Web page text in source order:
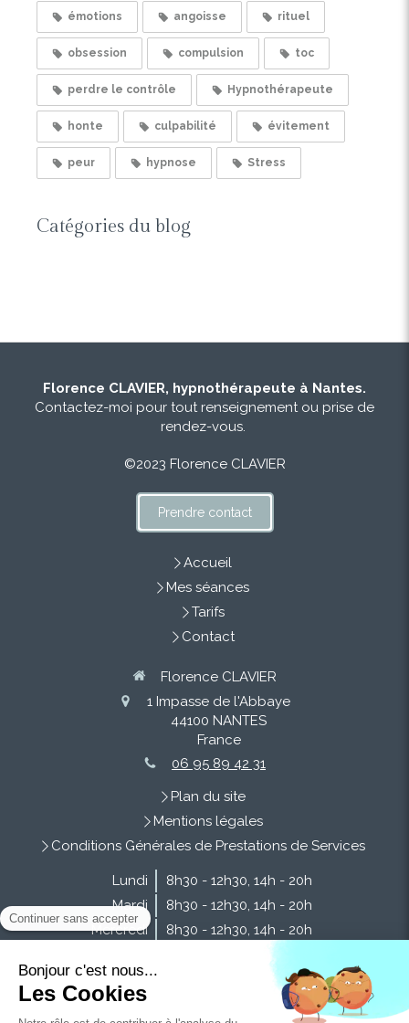
émotions angoisse rituel
obsession compulsion toc
perdre le contrôle Hypnothérapeute
honte culpabilité évitement
peur hypnose Stress
Catégories du blog
Florence CLAVIER, hypnothérapeute à Nantes.
Contactez-moi pour tout renseignement ou prise de
rendez-vous.
©2023 Florence CLAVIER
Prendre contact
Accueil
Mes séances
Tarifs
Contact
Florence CLAVIER
1 Impasse de l'Abbaye
44100 NANTES
France
06 95 89 42 31
Plan du site
Mentions légales
Conditions Générales de Prestations de Services
Lundi 8h30 - 12h30, 14h - 20h
Mardi
8h30 - 12h30, 14h - 20h
Mercredi
8h30 - 12h30, 14h - 20h
Vendredi
14h - 20h
Samedi